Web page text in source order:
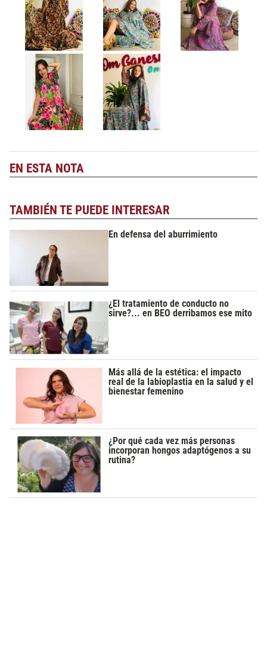
EN ESTA NOTA
TAMBIÉN TE PUEDE INTERESAR
En defensa del aburrimiento
¿El tratamiento de conducto no
sirve?... en BEO derribamos ese mito
Más allá de la estética: el impacto
real de la labioplastia en la salud y el
bienestar femenino
¿Por qué cada vez más personas
incorporan hongos adaptógenos a su
rutina?